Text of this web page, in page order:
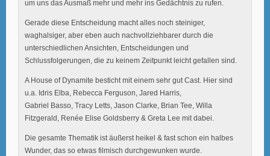
um uns das Ausmaß mehr und mehr ins Gedächtnis zu rufen.
Gerade diese Entscheidung macht alles noch steiniger,
waghalsiger, aber eben auch nachvollziehbarer durch die
unterschiedlichen Ansichten, Entscheidungen und
Schlussfolgerungen, die zu keinem Zeitpunkt leicht gefallen sind.
A House of Dynamite besticht mit einem sehr gut Cast. Hier sind
u.a. Idris Elba, Rebecca Ferguson, Jared Harris,
Gabriel Basso, Tracy Letts, Jason Clarke, Brian Tee, Willa
Fitzgerald, Renée Elise Goldsberry & Greta Lee mit dabei.
Die gesamte Thematik ist äußerst heikel & fast schon ein halbes
Wunder, das so etwas filmisch durchgewunken wurde.